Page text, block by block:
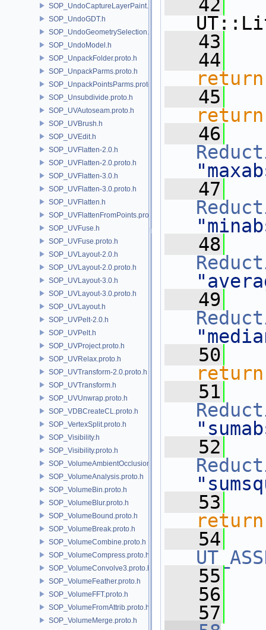
SOP_UndoCaptureLayerPaint.h
SOP_UndoGDT.h
SOP_UndoGeometrySelection.h
SOP_UndoModel.h
SOP_UnpackFolder.proto.h
SOP_UnpackParms.proto.h
SOP_UnpackPointsParms.proto.h
SOP_Unsubdivide.proto.h
SOP_UVAutoseam.proto.h
SOP_UVBrush.h
SOP_UVEdit.h
SOP_UVFlatten-2.0.h
SOP_UVFlatten-2.0.proto.h
SOP_UVFlatten-3.0.h
SOP_UVFlatten-3.0.proto.h
SOP_UVFlatten.h
SOP_UVFlattenFromPoints.proto.h
SOP_UVFuse.h
SOP_UVFuse.proto.h
SOP_UVLayout-2.0.h
SOP_UVLayout-2.0.proto.h
SOP_UVLayout-3.0.h
SOP_UVLayout-3.0.proto.h
SOP_UVLayout.h
SOP_UVPelt-2.0.h
SOP_UVPelt.h
SOP_UVProject.proto.h
SOP_UVRelax.proto.h
SOP_UVTransform-2.0.proto.h
SOP_UVTransform.h
SOP_UVUnwrap.proto.h
SOP_VDBCreateCL.proto.h
SOP_VertexSplit.proto.h
SOP_Visibility.h
SOP_Visibility.proto.h
SOP_VolumeAmbientOcclusion.proto.h
SOP_VolumeAnalysis.proto.h
SOP_VolumeBin.proto.h
SOP_VolumeBlur.proto.h
SOP_VolumeBound.proto.h
SOP_VolumeBreak.proto.h
SOP_VolumeCombine.proto.h
SOP_VolumeCompress.proto.h
SOP_VolumeConvolve3.proto.h
SOP_VolumeFeather.proto.h
SOP_VolumeFFT.proto.h
SOP_VolumeFromAttrib.proto.h
SOP_VolumeMerge.proto.h
   42
   43
   44
return
   45
return
   46
   47
   48
   49
   50
return
   51
   52
   53
return
   54
   55
   56
   57